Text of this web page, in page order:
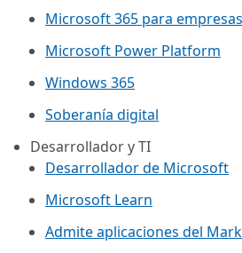
Microsoft 365 para empresas
Microsoft Power Platform
Windows 365
Soberanía digital
Desarrollador y TI
Desarrollador de Microsoft
Microsoft Learn
Admite aplicaciones del